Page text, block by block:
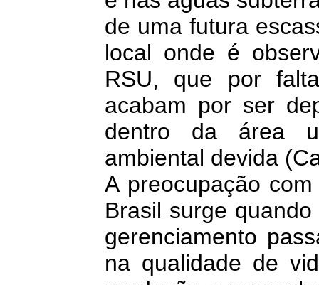
de uma futura
local onde é
RSU, que por
acabam por ser
dentro da área
ambiental devida
A preocupação
Brasil surge
gerenciamento
na qualidade de